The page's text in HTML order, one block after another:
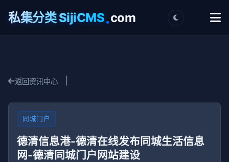
私集分类 SijiCMS.com
返回资讯中心
同城门户
德清信息港-德清在线发布同城生活信息
网-德清同城门户网站建设